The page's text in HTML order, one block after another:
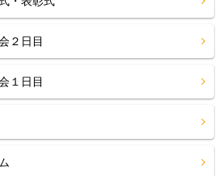
２日目
１日目